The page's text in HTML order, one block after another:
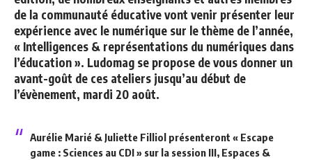
de la communauté éducative vont venir présenter leur
expérience avec le numérique sur le thème de l’année,
« Intelligences & représentations du numériques dans
l’éducation ». Ludomag se propose de vous donner un
avant-goût de ces ateliers jusqu’au début de
l’évènement, mardi 20 août.
Aurélie Marié & Juliette Filliol présenteront « Escape
game : Sciences au CDI » sur la session III, Espaces &